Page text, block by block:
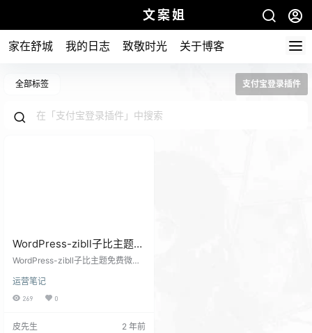
文案姐
家在舒城 我的日志 致敬时光 关于博客
全部标签 支付宝登录插件
WordPress-zibll子比主题免
费微信QQ聚合登录插件
WordPress-zibll子比主题免费微信
步：点击链接去下载WordPress插件
第二步：把插件文件上传到上传到 /
步：双击这个插件包解压即可 第四
运营笔记
269 0
皮先生 2 年前